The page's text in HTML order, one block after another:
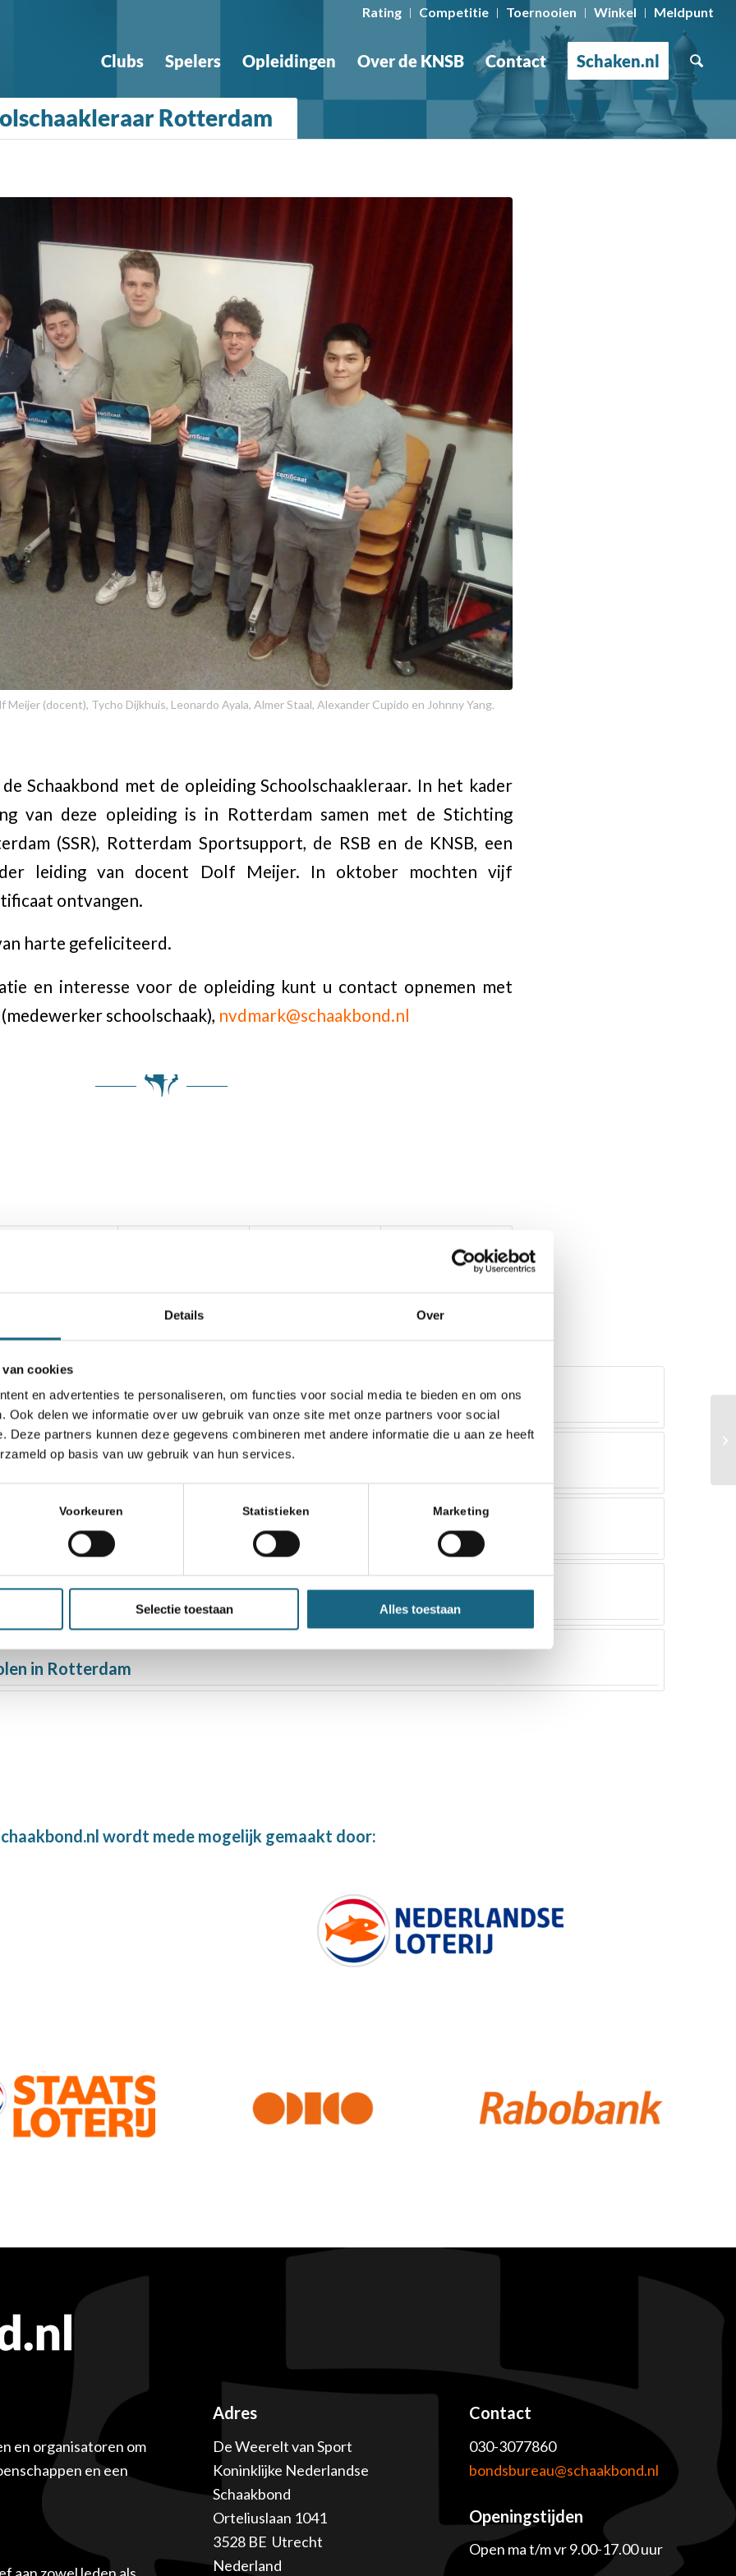
Details Over
cookies
en advertenties te personaliseren, om functies voor social media te bieden en om ons
Ook delen we informatie over uw gebruik van onze site met onze partners voor social
Deze partners kunnen deze gegevens combineren met andere informatie die u aan ze heeft
op basis van uw gebruik van hun services.
Voorkeuren Statistieken Marketing
Selectie toestaan Alles toestaan
Rating Competitie Toernooien Winkel Meldpunt
Clubs Spelers Opleidingen Over de KNSB Contact Schaken.nl
Rotterdam
Meijer (docent), Tycho Dijkhuis, Leonardo Ayala, Almer Staal, Alexander Cupido en Johnny Yang.
Schaakbond met de opleiding Schoolschaakleraar. In het kader
van deze opleiding is in Rotterdam samen met de Stichting
(SSR), Rotterdam Sportsupport, de RSB en de KNSB, een
leiding van docent Dolf Meijer. In oktober mochten vijf
ontvangen.
harte gefeliciteerd.
en interesse voor de opleiding kunt u contact opnemen met
schoolschaak), nvdmark@schaakbond.nl
uit
een groot feest
voor 5 september
in Rotterdam
wordt mede mogelijk gemaakt door:
en organisatoren om
en een
Adres
De Weerelt van Sport
Koninklijke Nederlandse
Schaakbond
Orteliuslaan 1041
3528 BE Utrecht
Nederland
Contact
030-3077860
bondsbureau@schaakbond.nl
Openingstijden
Open ma t/m vr 9.00-17.00 uur